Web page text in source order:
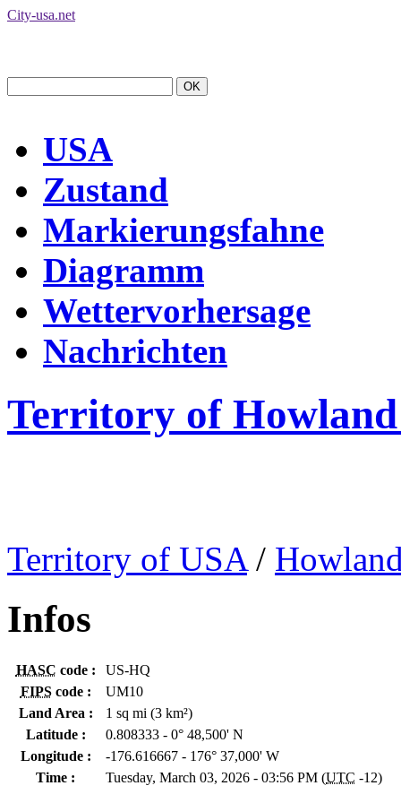
City-usa.net
USA
Zustand
Markierungsfahne
Diagramm
Wettervorhersage
Nachrichten
Territory of
Territory of USA/
Infos
HASC code :
US-HQ
FIPScode :
UM10
Land Area :
1 sq mi (3 km²)
Latitude :
0.808333 - 0° 48,500' N
Longitude :
-176.616667 - 176° 37,000' W
Time :
Tuesday, March 03, 2026 - 03:56 PM (UTC -12)